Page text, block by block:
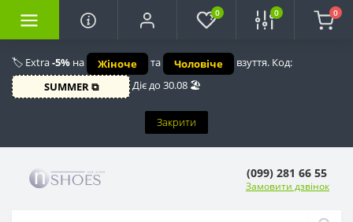
🏷️ Extra-5% на Жіноче та Чоловіче
взуття. Код:
SUMMER ⧉
Діє до 30.08 🏖️
Закрити
0 0 0
(099) 281 66 55
Замовити дзвінок